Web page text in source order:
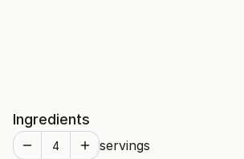
Ingredients
servings